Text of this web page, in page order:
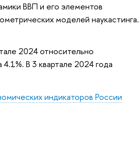
ВВП и его элементов
моделей наукастинга.
2024 относительно
В 3 квартале 2024 года
индикаторов России